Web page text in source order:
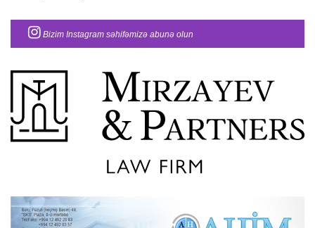
Bizim Instagram səhifəmizə abunə olun